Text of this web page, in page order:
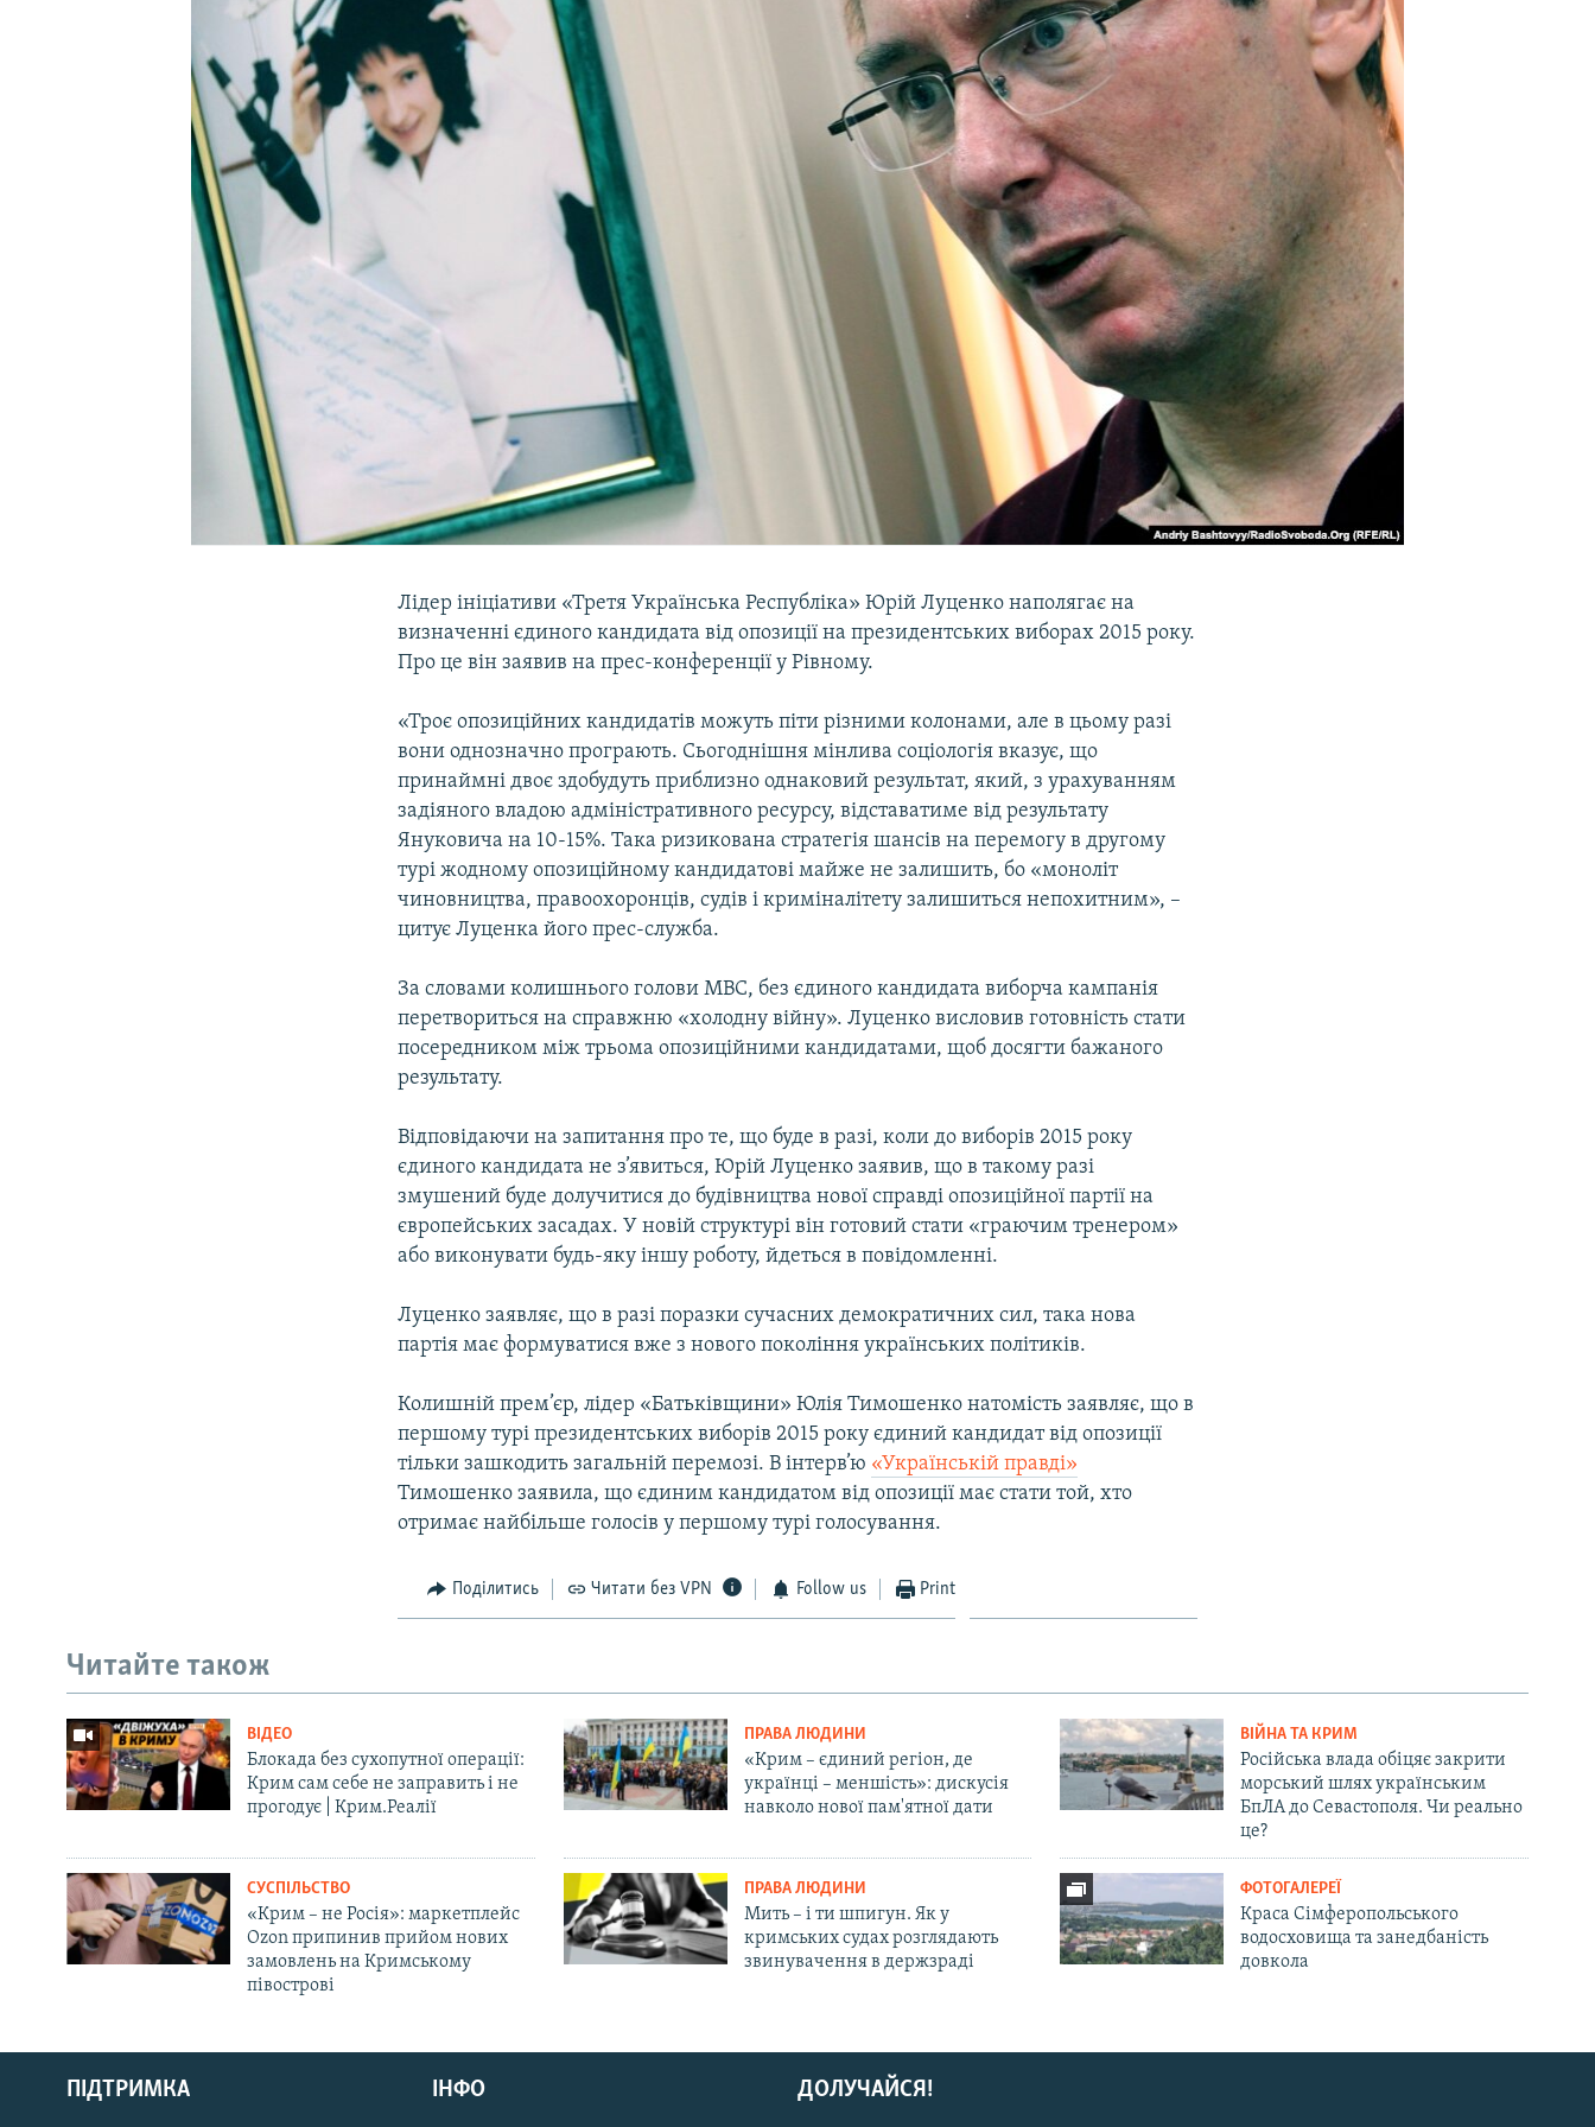
УКРАЇНСЬКА ПРОБЛЕМА КРИМУ
Русский
Qırımtatar
Лідер ініціативи «Третя Українська Республіка» Юрій Луценко наполягає на
визначенні єдиного кандидата від опозиції на президентських виборах 2015 року.
Про це він заявив на прес-конференції у Рівному.
«Троє опозиційних кандидатів можуть піти різними колонами, але в цьому разі
вони однозначно програють. Сьогоднішня мінлива соціологія вказує, що
принаймні двоє здобудуть приблизно однаковий результат, який, з урахуванням
задіяного владою адміністративного ресурсу, відставатиме від результату
Януковича на 10-15%. Така ризикована стратегія шансів на перемогу в другому
турі жодному опозиційному кандидатові майже не залишить, бо «моноліт
чиновництва, правоохоронців, судів і криміналітету залишиться непохитним», –
цитує Луценка його прес-служба.
За словами колишнього голови МВС, без єдиного кандидата виборча кампанія
перетвориться на справжню «холодну війну». Луценко висловив готовність стати
посередником між трьома опозиційними кандидатами, щоб досягти бажаного
результату.
Відповідаючи на запитання про те, що буде в разі, коли до виборів 2015 року
єдиного кандидата не з’явиться, Юрій Луценко заявив, що в такому разі
змушений буде долучитися до будівництва нової справді опозиційної партії на
європейських засадах. У новій структурі він готовий стати «граючим тренером»
або виконувати будь-яку іншу роботу, йдеться в повідомленні.
Луценко заявляє, що в разі поразки сучасних демократичних сил, така нова
партія має формуватися вже з нового покоління українських політиків.
Колишній прем’єр, лідер «Батьківщини» Юлія Тимошенко натомість заявляє, що в
першому турі президентських виборів 2015 року єдиний кандидат від опозиції
тільки зашкодить загальній перемозі. В інтерв’ю «Українській правді»
Тимошенко заявила, що єдиним кандидатом від опозиції має стати той, хто
отримає найбільше голосів у першому турі голосування.
Поділитись Читати без VPN Follow us Print
Читайте також
ВІДЕО
Блокада без сухопутної операції:
Крим сам себе не заправить і не
прогодує | Крим.Реалії
ПРАВА ЛЮДИНИ
«Крим – єдиний регіон, де
українці – меншість»: дискусія
навколо нової пам'ятної дати
ВІЙНА ТА КРИМ
Російська влада обіцяє закрити
морський шлях українським
БпЛА до Севастополя. Чи реально
це?
СУСПІЛЬСТВО
«Крим – не Росія»: маркетплейс
Ozon припинив прийом нових
замовлень на Кримському
півострові
ПРАВА ЛЮДИНИ
Мить – і ти шпигун. Як у
кримських судах розглядають
звинувачення в держзраді
ФОТОГАЛЕРЕЇ
Краса Сімферопольського
водосховища та занедбаність
довкола
ДОЛУЧАЙСЯ!
ПІДТРИМКА ІНФО